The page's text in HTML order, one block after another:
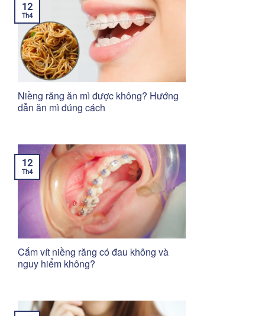
Niềng răng ăn mì được không? Hướng
dẫn ăn mì đúng cách
12
Th4
Cắm vít niềng răng có đau không và
nguy hiểm không?
12
Th4